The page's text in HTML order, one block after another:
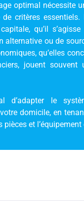
optimal nécessite
critères
qu’il
alternative ou de
qu’elles
jouent
d’adapter le
domicile, en
et